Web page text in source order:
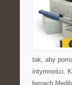
tak, aby
intymności.
łamach